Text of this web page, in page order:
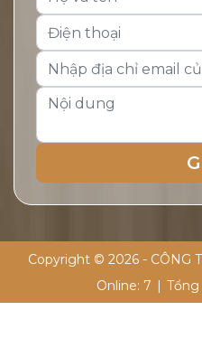
Copyright © 2026 - CÔNG
Online: 7 Tổng